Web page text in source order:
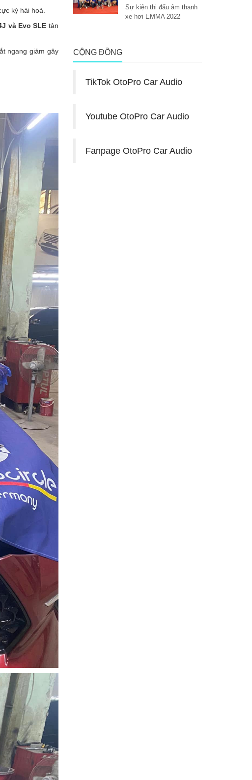
kỳ hài hoà.
và Evo SLE tản
ngang giảm gây
Sự kiện thi đấu âm thanh
xe hơi EMMA 2022
CỘNG ĐỒNG
TikTok OtoPro Car Audio
Youtube OtoPro Car Audio
Fanpage OtoPro Car Audio